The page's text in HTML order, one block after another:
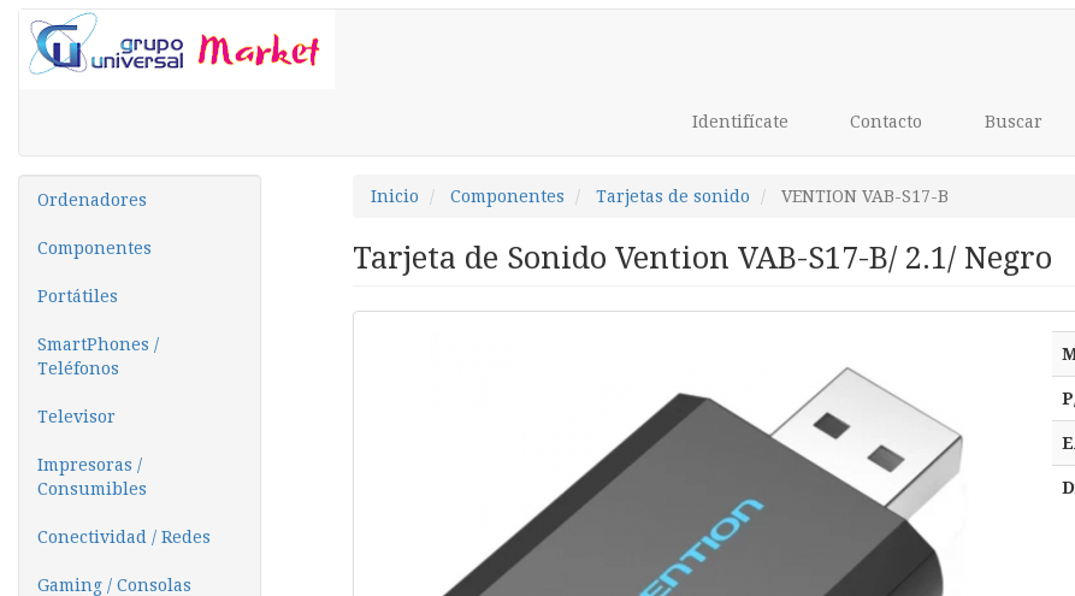
Identifícate Contacto Buscar
Ordenadores
Componentes
Portátiles
SmartPhones /
Teléfonos
Televisor
Impresoras /
Consumibles
Conectividad / Redes
Gaming / Consolas
Inicio Componentes Tarjetas de sonido VENTION VAB-S17-B
Tarjeta de Sonido Vention VAB-S17-B/ 2.1/ Negro